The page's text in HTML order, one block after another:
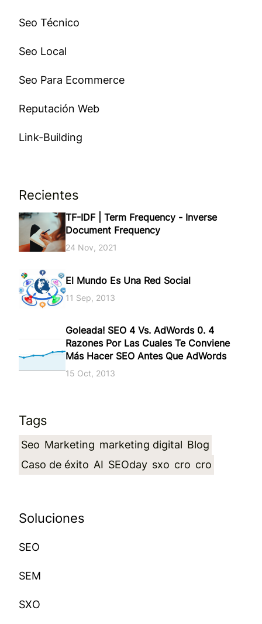
Seo Técnico
Seo Local
Seo Para Ecommerce
Reputación Web
Link-Building
Recientes
TF-IDF | Term Frequency - Inverse
Document Frequency
24 Nov, 2021
El Mundo Es Una Red Social
11 Sep, 2013
Goleada! SEO 4 Vs. AdWords 0. 4
Razones Por Las Cuales Te Conviene
Más Hacer SEO Antes Que AdWords
15 Oct, 2013
Tags
Seo Marketing marketing digital Blog
Caso de éxito AI SEOday sxo cro cro
Soluciones
SEO
SEM
SXO